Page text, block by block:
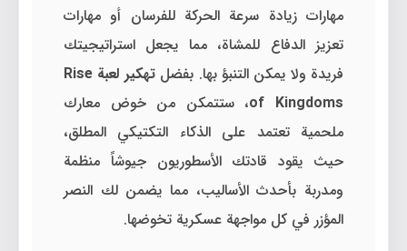
مهارات زيادة سرعة الحركة للفرسان أو مهارات
تعزيز الدفاع للمشاة، مما يجعل استراتيجيتك
فريدة ولا يمكن التنبؤ بها. بفضل
تهكير لعبة Rise
of Kingdoms، ستتمكن من خوض معارك
ملحمية تعتمد على الذكاء التكتيكي المطلق،
حيث يقود قادتك الأسطوريون جيوشاً منظمة
ومدربة بأحدث الأساليب، مما يضمن لك النصر
المؤزر في كل مواجهة عسكرية تخوضها.